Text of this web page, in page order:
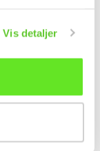
Vis detaljer